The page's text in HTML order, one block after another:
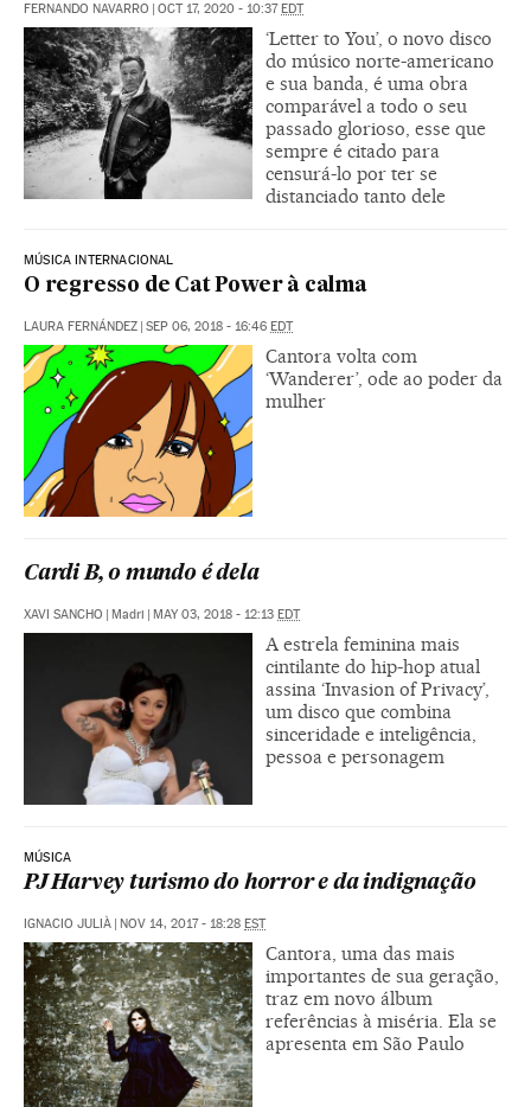
FERNANDO NAVARRO OCT 17, 2020 - 10:37 EDT
‘Letter to You’, o novo disco
do músico norte-americano
e sua banda, é uma obra
comparável a todo o seu
passado glorioso, esse que
sempre é citado para
censurá-lo por ter se
distanciado tanto dele
MÚSICA INTERNACIONAL
O regresso de Cat Power à calma
LAURA FERNÁNDEZ SEP 06, 2018 - 16:46 EDT
Cantora volta com
‘Wanderer’, ode ao poder da
mulher
Cardi B, o mundo é dela
XAVI SANCHO Madri MAY 03, 2018 - 12:13 EDT
A estrela feminina mais
cintilante do hip-hop atual
assina ‘Invasion of Privacy’,
um disco que combina
sinceridade e inteligência,
pessoa e personagem
MÚSICA
PJ Harvey turismo do horror e da indignação
IGNACIO JULIÀ | NOV 14, 2017 - 18:28 EST
Cantora, uma das mais
importantes de sua geração,
traz em novo álbum
referências à miséria. Ela se
apresenta em São Paulo